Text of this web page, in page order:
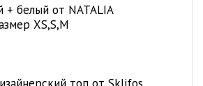
+ белый от NATALIA
XS,S,M